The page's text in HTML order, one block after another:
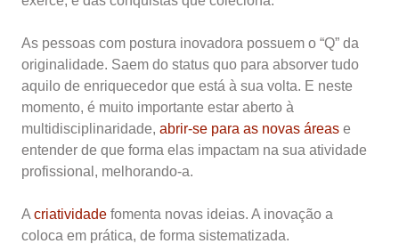
As pessoas com postura inovadora possuem o “Q” da
originalidade. Saem do status quo para absorver tudo
aquilo de enriquecedor que está à sua volta. E neste
momento, é muito importante estar aberto à
multidisciplinaridade, abrir-se para as novas áreas e
entender de que forma elas impactam na sua atividade
profissional, melhorando-a.
A criatividade fomenta novas ideias. A inovação a
coloca em prática, de forma sistematizada.